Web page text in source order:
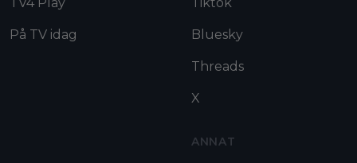
På TV idag Bluesky
Threads
X
ANNAT